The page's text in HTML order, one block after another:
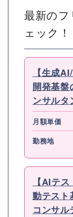
最新の
ェック！
【生成
開発基盤
ンサルタ
月額単価
勤務地
【AIテ
動テスト
コンサ